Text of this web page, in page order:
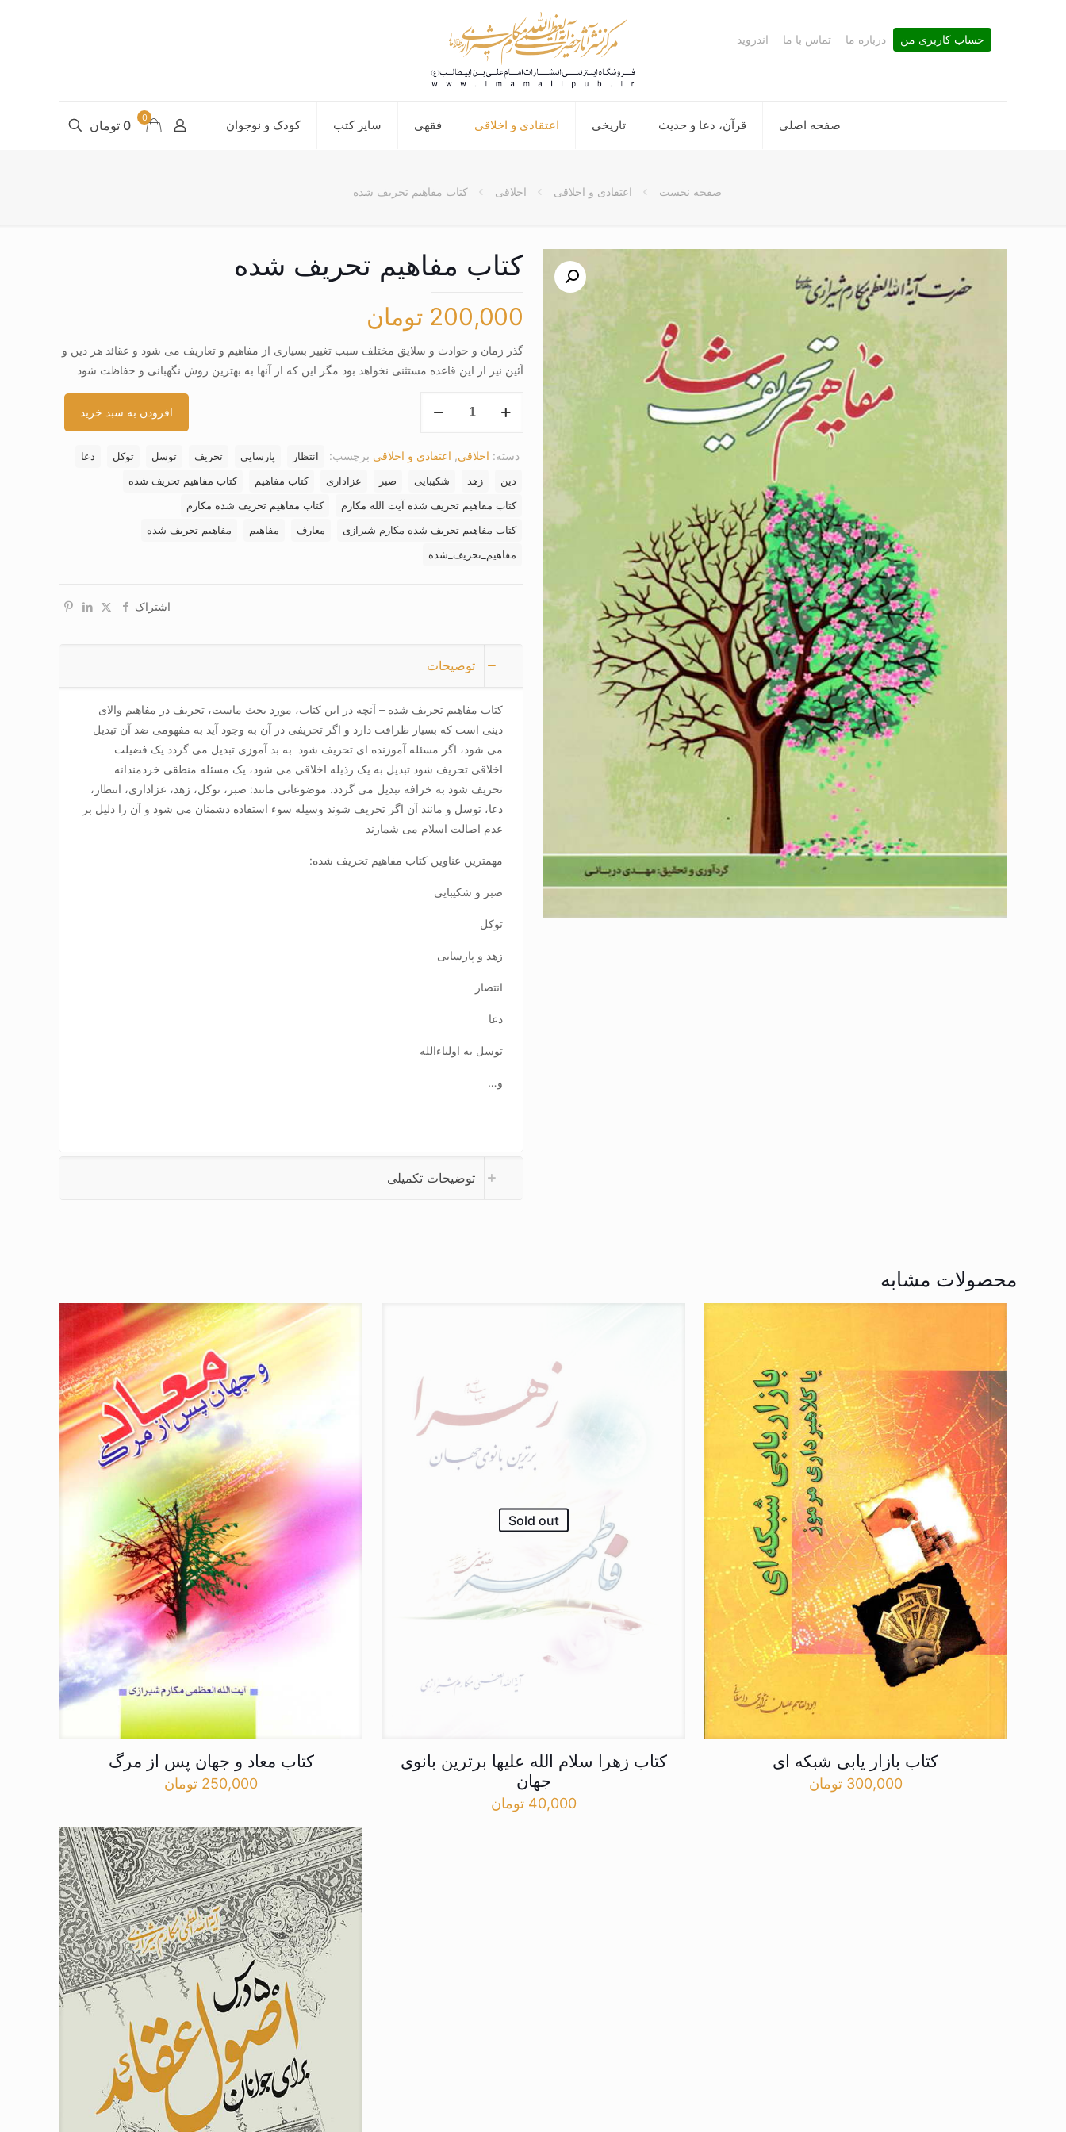
صفحه اصلی قرآن، دعا و حدیث تاریخی اعتقادی و اخلاقی فقهی سایر کتب کودک و نوجوان
حساب کاربری من درباره ما تماس با ما اندروید
0 0 تومان
صفحه نخست اعتقادی و اخلاقی اخلاقی کتاب مفاهیم تحریف شده
کتاب مفاهیم تحریف شده
200,000 تومان
گذر زمان و حوادث و سلایق مختلف سبب تغییر بسیاری از مفاهیم و تعاریف می شود و عقائد هر دین و
آئین نیز از این قاعده مستثنی نخواهد بود مگر این که از آنها به بهترین روش نگهبانی و حفاظت شود
مفاهیم
شده
عدد
افزودن به سبد خرید
دسته: اخلاقی, اعتقادی و اخلاقی برچسب: انتظار پارسایی تحریف توسل توکل دعا
دین زهد شکیبایی صبر عزاداری کتاب مفاهیم کتاب مفاهیم تحریف شده
کتاب مفاهیم تحریف شده آیت الله مکارم کتاب مفاهیم تحریف شده مکارم
کتاب مفاهیم تحریف شده مکارم شیرازی معارف مفاهیم مفاهیم تحریف شده
مفاهیم_تحریف_شده
اشتراک
توضیحات
کتاب مفاهیم تحریف شده – آنچه در این کتاب، مورد بحث ماست، تحریف در مفاهیم والای
دینی است که بسیار ظرافت دارد و اگر تحریفی در آن به وجود آید به مفهومی ضد آن تبدیل
می شود، اگر مسئله آموزنده ای تحریف شود به بد آموزی تبدیل می گردد یک فضیلت
اخلاقی تحریف شود تبدیل به یک رذیله اخلاقی می شود، یک مسئله منطقی خردمندانه
تحریف شود به خرافه تبدیل می گردد. موضوعاتی مانند: صبر، توکل، زهد، عزاداری، انتظار،
دعا، توسل و مانند آن اگر تحریف شوند وسیله سوء استفاده دشمنان می شود و آن را دلیل بر
عدم اصالت اسلام می شمارند
مهمترین عناوین کتاب مفاهیم تحریف شده:
صبر و شکیبایی
توکل
زهد و پارسایی
انتضار
دعا
توسل به اولیاءالله
و…
توضیحات تکمیلی
محصولات مشابه
کتاب بازار یابی شبکه ای
300,000 تومان
Sold out
کتاب زهرا سلام الله علیها برترین بانوی
جهان
40,000 تومان
کتاب معاد و جهان پس از مرگ
250,000 تومان